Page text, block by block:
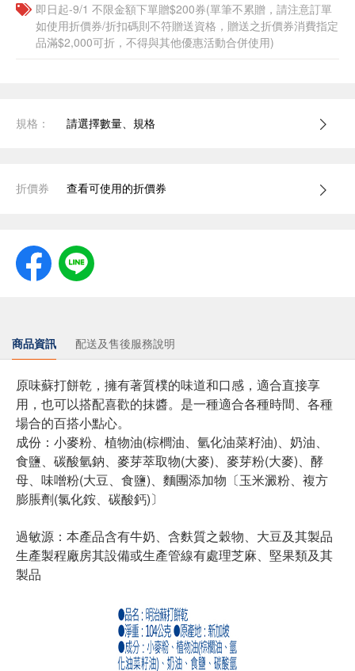
即日起-9/1 不限金額下單贈$200券(單筆不累贈，請注意訂單
如使用折價券/折扣碼則不符贈送資格，贈送之折價券消費指定
品滿$2,000可折，不得與其他優惠活動合併使用)
規格： 請選擇數量、規格
折價券 查看可使用的折價券
商品資訊 配送及售後服務說明
原味蘇打餅乾，擁有著質樸的味道和口感，適合直接享
用，也可以搭配喜歡的抹醬。是一種適合各種時間、各種
場合的百搭小點心。​
成份：小麥粉、植物油(棕櫚油、氫化油菜籽油)、奶油、
食鹽、碳酸氫鈉、麥芽萃取物(大麥)、麥芽粉(大麥)、酵
母、味噌粉(大豆、食鹽)、麵團添加物〔玉米澱粉、複方
膨脹劑(氯化銨、碳酸鈣)〕
過敏源：本產品含有牛奶、含麩質之穀物、大豆及其製品
生產製程廠房其設備或生產管線有處理芝麻、堅果類及其
製品